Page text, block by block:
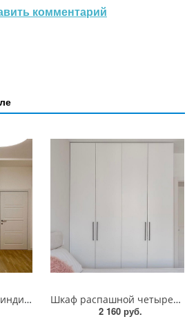
комментарий
Шкаф распашной по индивидуальному заказу с доставкой и установкой
Шкаф распашной четырехстворчатый на заказ
2 160 руб.